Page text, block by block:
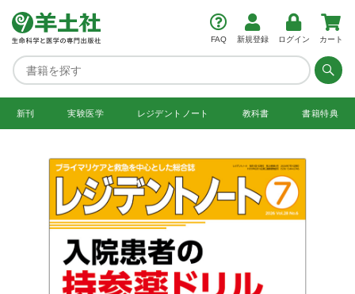
FAQ 新規登録 ログイン カート
新刊 実験医学 レジデント ノート 教科書 書籍特典